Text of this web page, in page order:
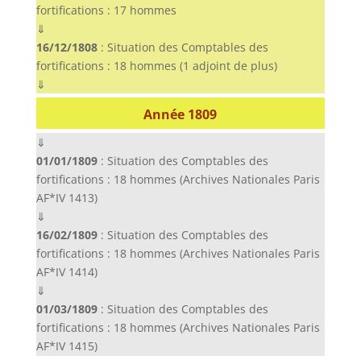
fortifications : 17 hommes
⇓
16/12/1808: Situation des Comptables des
fortifications : 18 hommes (1 adjoint de plus)
⇓
Année 1809
⇓
01/01/1809: Situation des Comptables des
fortifications : 18 hommes (Archives Nationales Paris
AF*IV 1413)
⇓
16/02/1809: Situation des Comptables des
fortifications : 18 hommes (Archives Nationales Paris
AF*IV 1414)
⇓
01/03/1809: Situation des Comptables des
fortifications : 18 hommes (Archives Nationales Paris
AF*IV 1415)